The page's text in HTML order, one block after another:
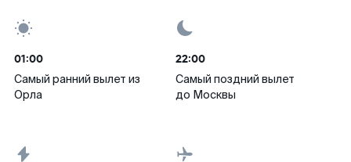
01:00
Самый ранний вылет из
Орла
22:00
Самый поздний вылет
до Москвы